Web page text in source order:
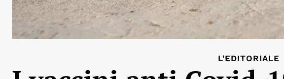
L'EDITORIALE